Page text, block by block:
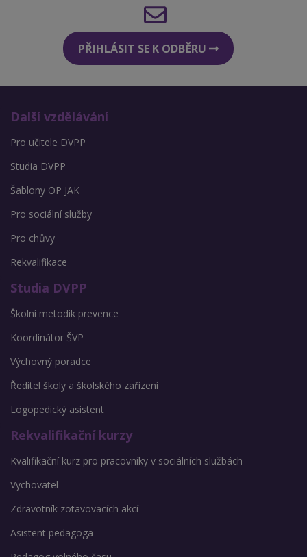
PŘIHLÁSIT SE K ODBĚRU
Další vzdělávání
Pro učitele DVPP
Studia DVPP
Šablony OP JAK
Pro sociální služby
Pro chůvy
Rekvalifikace
Studia DVPP
Školní metodik prevence
Koordinátor ŠVP
Výchovný poradce
Ředitel školy a školského zařízení
Logopedický asistent
Rekvalifikační kurzy
Kvalifikační kurz pro pracovníky v sociálních službách
Vychovatel
Zdravotník zotavovacích akcí
Asistent pedagoga